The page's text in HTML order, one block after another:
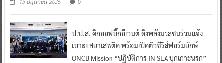
13 มิถุนายน 2026 0
ป.ป.ส. คิกออฟบิ๊กอีเวนต์ ดึงพลังมวลชนร่วมแจ้ง
เบาะแสยาเสพติด พร้อมเปิดตัวซีรีส์ฟอร์มยักษ์
ONCB Mission “ปฏิบัติการ IN SEA บุกเกาะนรก”